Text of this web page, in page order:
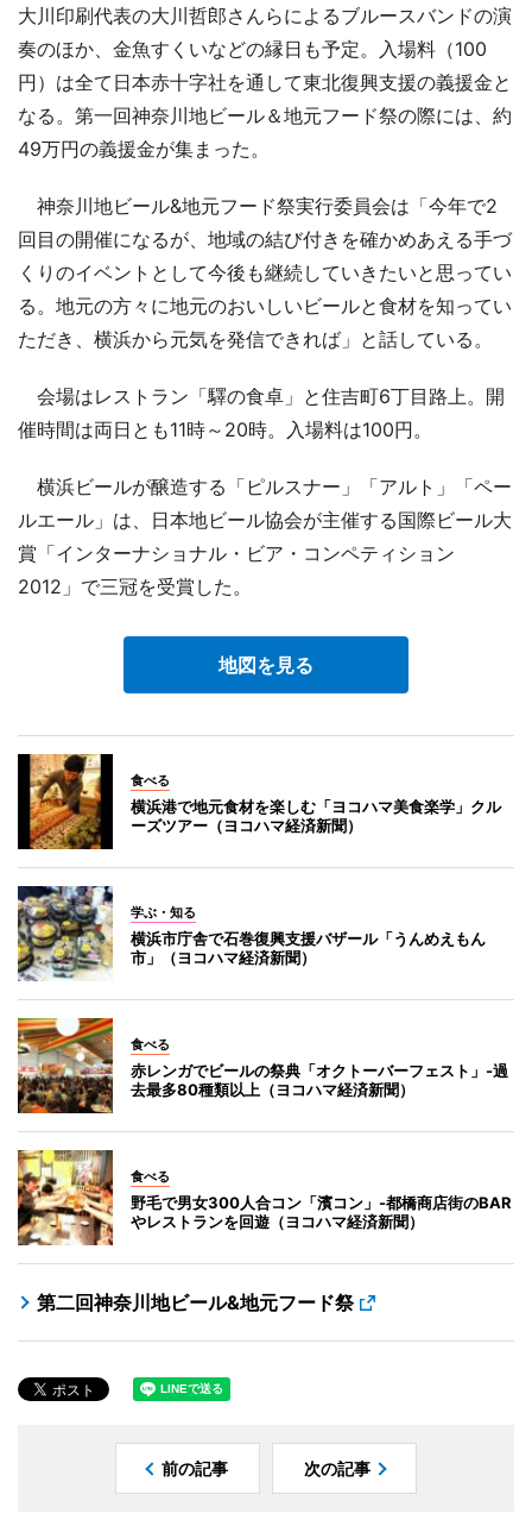
大川印刷代表の大川哲郎さんらによるブルースバンドの演
奏のほか、金魚すくいなどの縁日も予定。入場料（100
円）は全て日本赤十字社を通して東北復興支援の義援金と
なる。第一回神奈川地ビール＆地元フード祭の際には、約
49万円の義援金が集まった。
神奈川地ビール&地元フード祭実行委員会は「今年で2
回目の開催になるが、地域の結び付きを確かめあえる手づ
くりのイベントとして今後も継続していきたいと思ってい
る。地元の方々に地元のおいしいビールと食材を知ってい
ただき、横浜から元気を発信できれば」と話している。
会場はレストラン「驛の食卓」と住吉町6丁目路上。開
催時間は両日とも11時～20時。入場料は100円。
横浜ビールが醸造する「ピルスナー」「アルト」「ペー
ルエール」は、日本地ビール協会が主催する国際ビール大
賞「インターナショナル・ビア・コンペティション
2012」で三冠を受賞した。
地図を見る
食べる
横浜港で地元食材を楽しむ「ヨコハマ美食楽学」クル
ーズツアー（ヨコハマ経済新聞）
学ぶ・知る
横浜市庁舎で石巻復興支援バザール「うんめえもん
市」（ヨコハマ経済新聞）
食べる
赤レンガでビールの祭典「オクトーバーフェスト」-過
去最多80種類以上（ヨコハマ経済新聞）
食べる
野毛で男女300人合コン「濱コン」-都橋商店街のBAR
やレストランを回遊（ヨコハマ経済新聞）
第二回神奈川地ビール&地元フード祭
前の記事 次の記事